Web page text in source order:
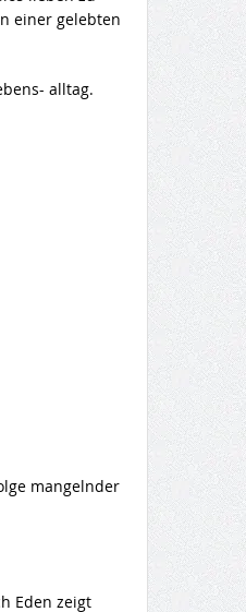
einer gelebten
alltag.
mangelnder
Eden zeigt